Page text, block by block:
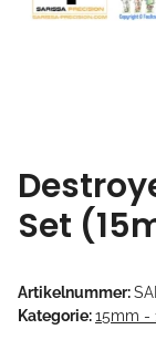
Set
Artikelnummer:
Kategorie:15mm -